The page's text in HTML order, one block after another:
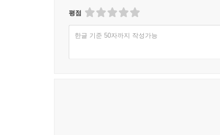
하며, 이론이 아닌 실천에서 철학이 발생할 수
출간했다. 이번 책 『
돌봄의 논리』는 2006년에 네덜란드어판이, 2008
『바디 멀티플』은 동맥경화증의 사례를 통해
평점
한글 기준 50자까지 작성가능